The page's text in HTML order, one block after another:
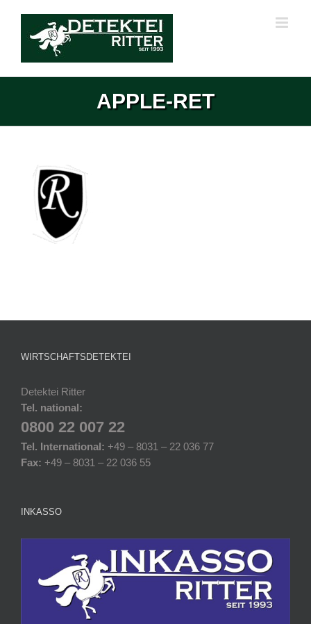
springen
APPLE-RET
WIRTSCHAFTSDETEKTEI
Detektei Ritter
Tel. national:
0800 22 007 22
Tel. International: +49 – 8031 – 22 036 77
Fax: +49 – 8031 – 22 036 55
INKASSO